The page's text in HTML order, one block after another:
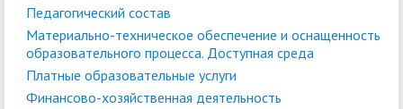
Педагогический состав
Материально-техническое обеспечение и оснащенность
образовательного процесса. Доступная среда
Платные образовательные услуги
Финансово-хозяйственная деятельность